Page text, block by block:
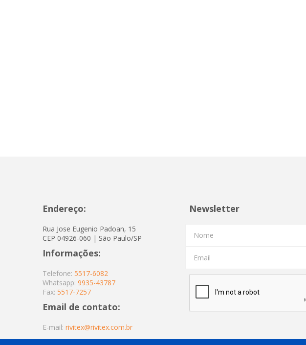
Endereço:
Rua Jose Eugenio Padoan, 15
CEP 04926-060 | São Paulo/SP
Informações:
Telefone: 5517-6082
Whatsapp: 9935-43787
Fax: 5517-7257
Email de contato:
E-mail: rivitex@rivitex.com.br
Newsletter
Nome
Email